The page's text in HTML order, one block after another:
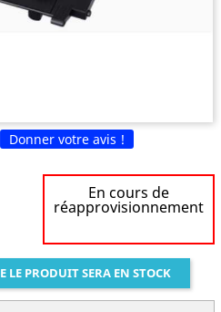
Donner votre avis !
En cours de
réapprovisionnement
LE PRODUIT SERA EN STOCK